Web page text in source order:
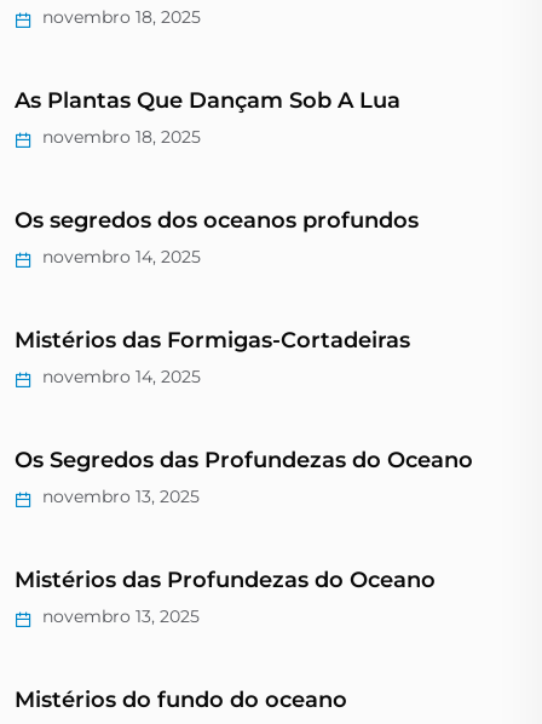
novembro 18, 2025
As Plantas Que Dançam Sob A Lua
novembro 18, 2025
Os segredos dos oceanos profundos
novembro 14, 2025
Mistérios das Formigas-Cortadeiras
novembro 14, 2025
Os Segredos das Profundezas do Oceano
novembro 13, 2025
Mistérios das Profundezas do Oceano
novembro 13, 2025
Mistérios do fundo do oceano